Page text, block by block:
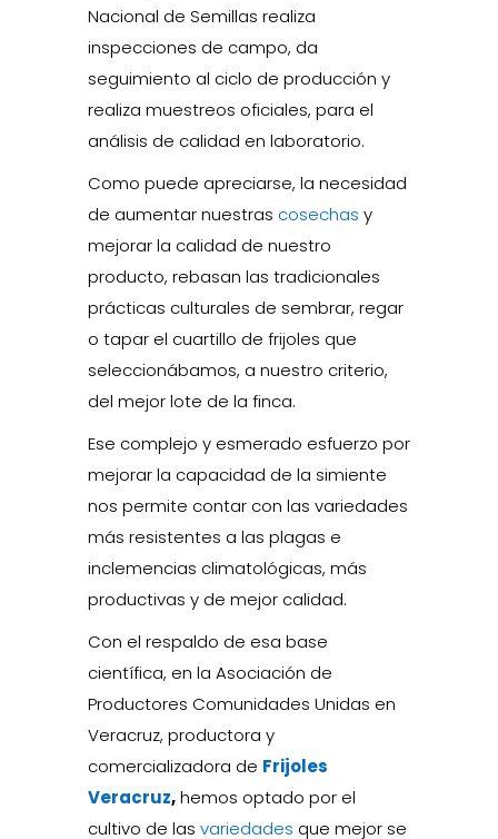
Nacional de Semillas realiza
inspecciones de campo, da
seguimiento al ciclo de producción y
realiza muestreos oficiales, para el
análisis de calidad en laboratorio.
Como puede apreciarse, la necesidad
de aumentar nuestras cosechas y
mejorar la calidad de nuestro
producto, rebasan las tradicionales
prácticas culturales de sembrar, regar
o tapar el cuartillo de frijoles que
seleccionábamos, a nuestro criterio,
del mejor lote de la finca.
Ese complejo y esmerado esfuerzo por
mejorar la capacidad de la simiente
nos permite contar con las variedades
más resistentes a las plagas e
inclemencias climatológicas, más
productivas y de mejor calidad.
Con el respaldo de esa base
científica, en la Asociación de
Productores Comunidades Unidas en
Veracruz, productora y
comercializadora de Frijoles
Veracruz,hemos optado por el
cultivo de las variedades que mejor se